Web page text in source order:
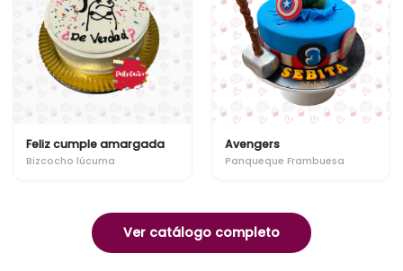
Feliz cumple amargada
Bizcocho lúcuma
Avengers
Panqueque Frambuesa
Ver catálogo completo